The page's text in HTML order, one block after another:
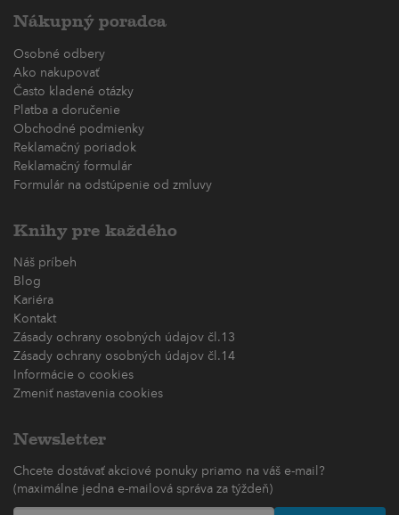
Nákupný poradca
Osobné odbery
Ako nakupovať
Často kladené otázky
Platba a doručenie
Obchodné podmienky
Reklamačný poriadok
Reklamačný formulár
Formulár na odstúpenie od zmluvy
Knihy pre každého
Náš príbeh
Blog
Kariéra
Kontakt
Zásady ochrany osobných údajov čl.13
Zásady ochrany osobných údajov čl.14
Informácie o cookies
Zmeniť nastavenia cookies
Newsletter
Chcete dostávať akciové ponuky priamo na váš e-mail?
(maximálne jedna e-mailová správa za týždeň)